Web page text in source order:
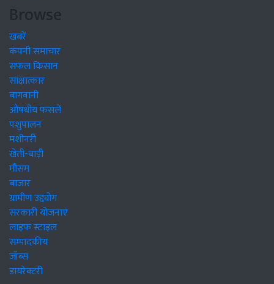
Browse
खबरें
कंपनी समाचार
सफल किसान
साक्षात्कार
बागवानी
औषधीय फसलें
पशुपालन
मशीनरी
खेती-बाड़ी
मौसम
बाजार
ग्रामीण उद्द्योग
सरकारी योजनाएं
लाइफ स्टाइल
सम्पादकीय
जॉब्स
डायरेक्टरी